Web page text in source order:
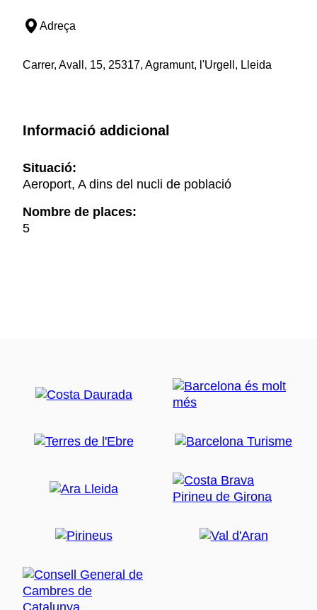
Adreça
Carrer, Avall, 15, 25317, Agramunt, l'Urgell, Lleida
Informació addicional
Situació:
Aeroport, A dins del nucli de població
Nombre de places:
5